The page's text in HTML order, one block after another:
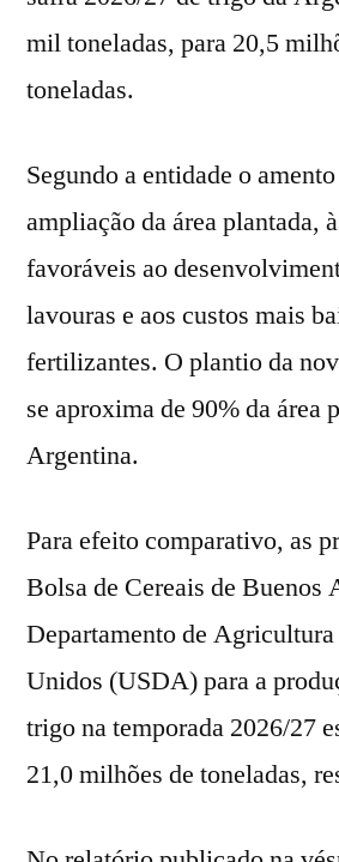
mil toneladas, para 20,5
toneladas.
Segundo a entidade o
ampliação da ‌área plantada,
favoráveis ao
lavouras e aos custos mais
fertilizantes. O plantio da
se aproxima de 90% da área
Argentina.
Para efeito comparativo, as
Bolsa de Cereais de Buenos
Departamento de Agricultura
Unidos (USDA) para a
trigo na temporada 2026/27
21,0 milhões de toneladas,